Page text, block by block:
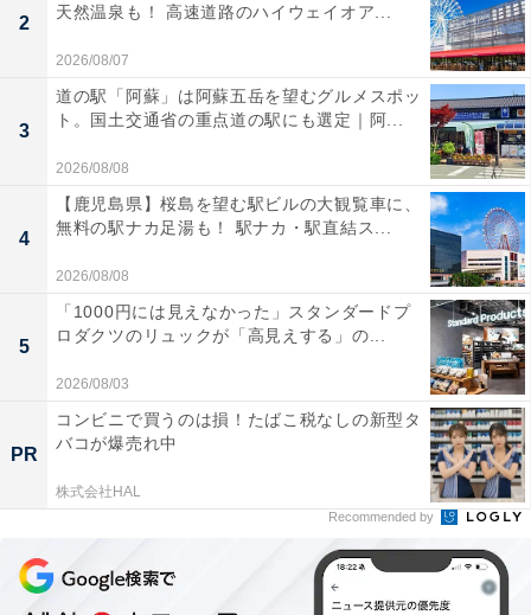
2
天然温泉も！ 高速道路のハイウェイオア...
2026/08/07
3
道の駅「阿蘇」は阿蘇五岳を望むグルメスポッ
ト。国土交通省の重点道の駅にも選定｜阿...
2026/08/08
4
【鹿児島県】桜島を望む駅ビルの大観覧車に、
無料の駅ナカ足湯も！ 駅ナカ・駅直結ス...
2026/08/08
5
「1000円には見えなかった」スタンダードプ
ロダクツのリュックが「高見えする」の...
2026/08/03
PR
コンビニで買うのは損！たばこ税なしの新型タ
バコが爆売れ中
株式会社HAL
Recommended by